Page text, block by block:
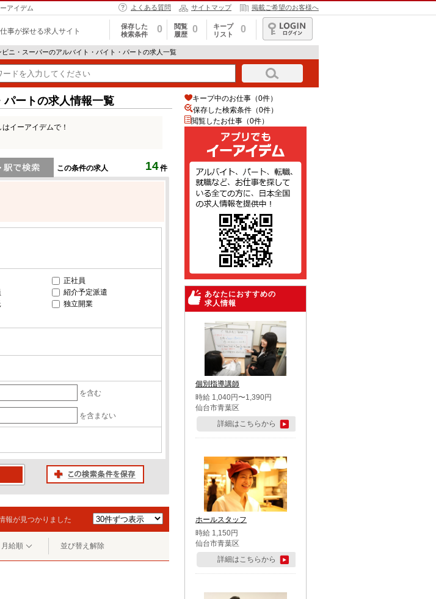
アイデム よくある質問 サイトマップ 掲載ご希望のお客様へ
事が探せる求人サイト
保存した
検索条件
0
閲覧
履歴
0
キープ
リスト
0
ログイン
ビニ・スーパーのアルバイト・バイト・パートの求人一覧
ートの求人情報一覧
イーアイデムで！
この条件の求人 14件
正社員
紹介予定派遣
独立開業
を含む
を含まない
報が見つかりました
月給順 並び替え解除
キープ中のお仕事（0件）
保存した検索条件（0件）
閲覧したお仕事（0件）
あなたにおすすめの
求人情報
個別指導講師
時給 1,040円〜1,390円
仙台市青葉区
詳細はこちらから
ホールスタッフ
時給 1,150円
仙台市青葉区
詳細はこちらから